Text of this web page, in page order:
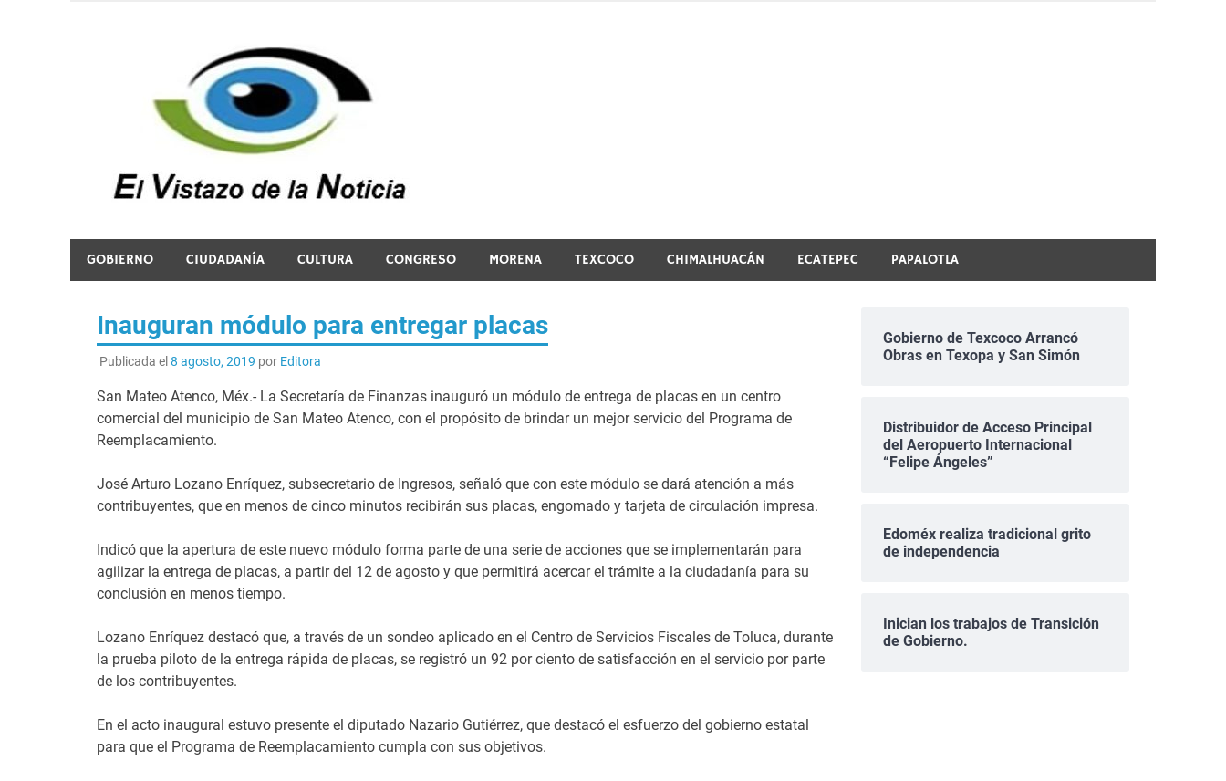
GOBIERNO CIUDADANÍA CULTURA CONGRESO MORENA TEXCOCO CHIMALHUACÁN ECATEPEC PAPALOTLA
Inauguran módulo para entregar placas
Publicada el8 agosto, 2019 por Editora
San Mateo Atenco, Méx.- La Secretaría de Finanzas inauguró un módulo de entrega de placas en un centro
comercial del municipio de San Mateo Atenco, con el propósito de brindar un mejor servicio del Programa de
Reemplacamiento.
José Arturo Lozano Enríquez, subsecretario de Ingresos, señaló que con este módulo se dará atención a más
contribuyentes, que en menos de cinco minutos recibirán sus placas, engomado y tarjeta de circulación impresa.
Indicó que la apertura de este nuevo módulo forma parte de una serie de acciones que se implementarán para
agilizar la entrega de placas, a partir del 12 de agosto y que permitirá acercar el trámite a la ciudadanía para su
conclusión en menos tiempo.
Lozano Enríquez destacó que, a través de un sondeo aplicado en el Centro de Servicios Fiscales de Toluca, durante
la prueba piloto de la entrega rápida de placas, se registró un 92 por ciento de satisfacción en el servicio por parte
de los contribuyentes.
En el acto inaugural estuvo presente el diputado Nazario Gutiérrez, que destacó el esfuerzo del gobierno estatal
para que el Programa de Reemplacamiento cumpla con sus objetivos.
Gobierno de Texcoco Arrancó
Obras en Texopa y San Simón
Distribuidor de Acceso Principal
del Aeropuerto Internacional
“Felipe Ángeles”
Edoméx realiza tradicional grito
de independencia
Inician los trabajos de Transición
de Gobierno.